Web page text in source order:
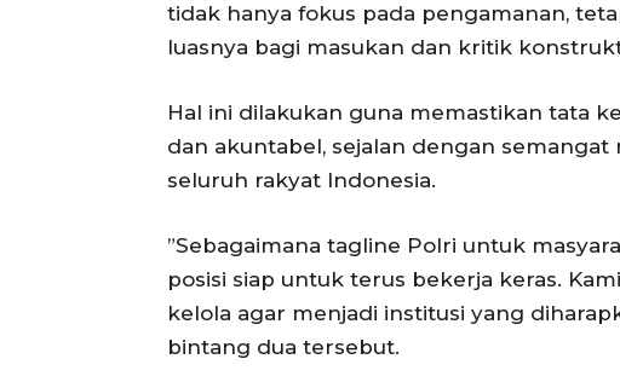
tidak hanya fokus pada pengamanan,
luasnya bagi masukan dan kritik
​Hal ini dilakukan guna memastikan tata
dan akuntabel, sejalan dengan
seluruh rakyat Indonesia.
​”Sebagaimana tagline Polri untuk
posisi siap untuk terus bekerja keras.
kelola agar menjadi institusi yang
bintang dua tersebut.